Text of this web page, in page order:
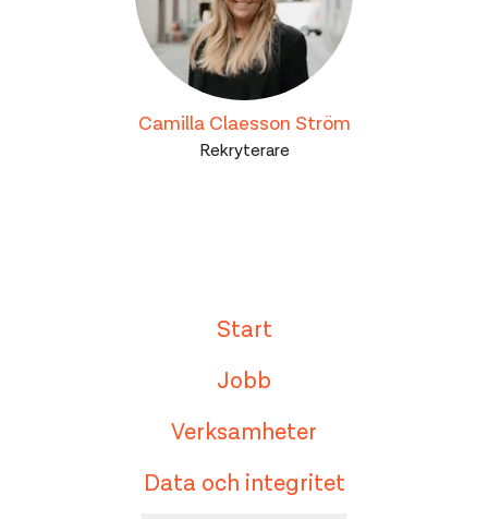
Camilla Claesson Ström
Rekryterare
Start
Jobb
Verksamheter
Data och integritet